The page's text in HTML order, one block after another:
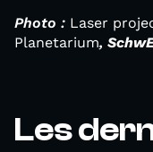
Photo : Laser
Planetarium,
Les